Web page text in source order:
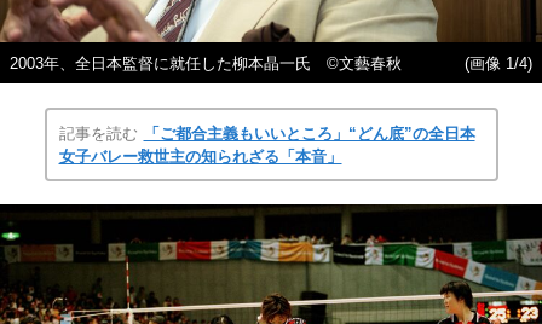
2003年、全日本監督に就任した柳本晶一氏 ©文藝春秋 (画像 1/4)
記事を読む
「ご都合主義もいいところ」“どん底”の全日本
女子バレー救世主の知られざる「本音」